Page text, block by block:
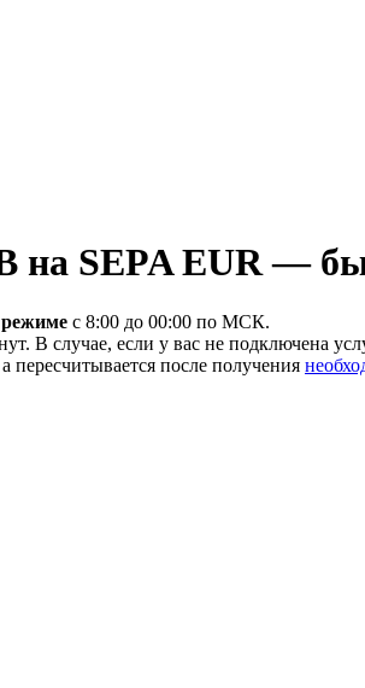
SEPA EUR —
с 8:00 до 00:00 по МСК.
В случае, если у вас не подключена
пересчитывается после получения